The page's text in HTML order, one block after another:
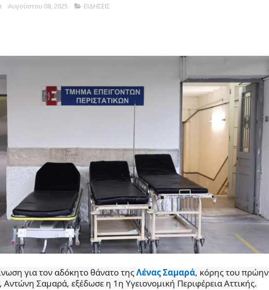
Αυγούστου 08, 2025 ΕΙΔΗΣΕΙΣ
για τον αδόκητο θάνατο τηςΛένας Σαμαρά, κόρης του πρώην
Σαμαρά, εξέδωσε η 1η Υγειονομική Περιφέρεια Αττικής.